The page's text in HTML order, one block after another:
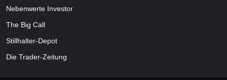
Nebenwerte Investor
The Big Call
Stillhalter-Depot
Die Trader-Zeitung